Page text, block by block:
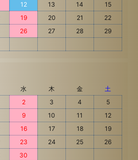
12 13 14
15
19 20 21
22
26 27 28
29
水 木 金
土
2 3 4
5
9 10 11
12
16 17 18
19
23 24 25
26
30